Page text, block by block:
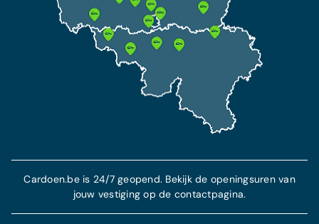
Cardoen.be is 24/7 geopend. Bekijk de openingsuren van
jouw vestiging op de contactpagina.